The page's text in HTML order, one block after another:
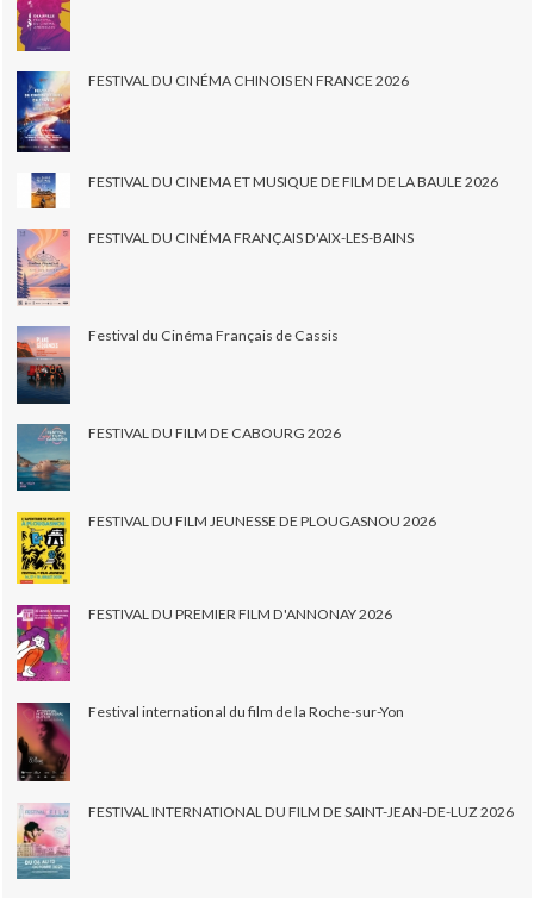
FESTIVAL DU CINÉMA CHINOIS EN FRANCE 2026
FESTIVAL DU CINEMA ET MUSIQUE DE FILM DE LA BAULE 2026
FESTIVAL DU CINÉMA FRANÇAIS D'AIX-LES-BAINS
Festival du Cinéma Français de Cassis
FESTIVAL DU FILM DE CABOURG 2026
FESTIVAL DU FILM JEUNESSE DE PLOUGASNOU 2026
FESTIVAL DU PREMIER FILM D'ANNONAY 2026
Festival international du film de la Roche-sur-Yon
FESTIVAL INTERNATIONAL DU FILM DE SAINT-JEAN-DE-LUZ 2026